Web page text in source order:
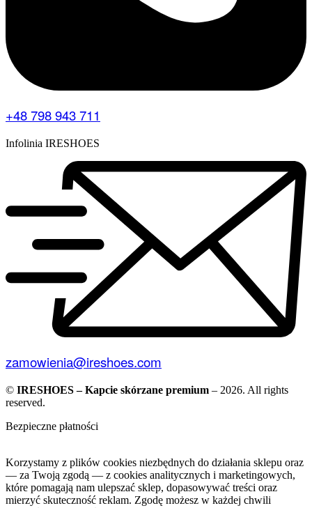
+48 798 943 711
Infolinia IRESHOES
zamowienia@ireshoes.com
© IRESHOES – Kapcie skórzane premium – 2026. All rights
reserved.
Bezpieczne płatności
Korzystamy z plików cookies niezbędnych do działania sklepu oraz
— za Twoją zgodą — z cookies analitycznych i marketingowych,
które pomagają nam ulepszać sklep, dopasowywać treści oraz
mierzyć skuteczność reklam. Zgodę możesz w każdej chwili